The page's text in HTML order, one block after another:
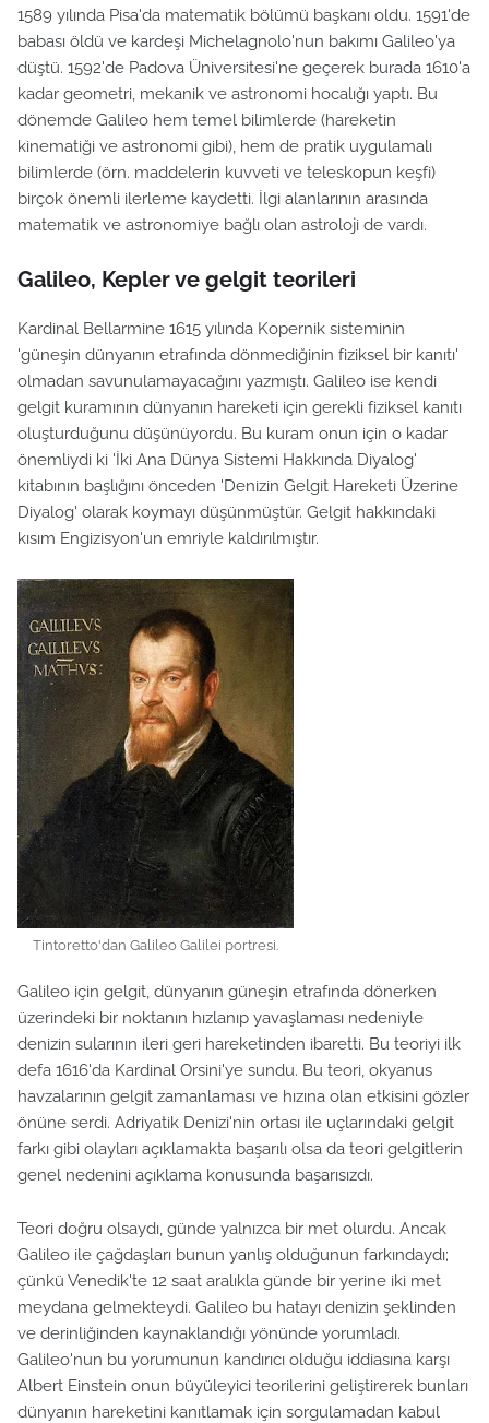
1589 yılında Pisa'da matematik bölümü başkanı oldu. 1591'de
babası öldü ve kardeşi Michelagnolo'nun bakımı Galileo'ya
düştü. 1592'de Padova Üniversitesi'ne geçerek burada 1610'a
kadar geometri, mekanik ve astronomi hocalığı yaptı. Bu
dönemde Galileo hem temel bilimlerde (hareketin
kinematiği ve astronomi gibi), hem de pratik uygulamalı
bilimlerde (örn. maddelerin kuvveti ve teleskopun keşfi)
birçok önemli ilerleme kaydetti. İlgi alanlarının arasında
matematik ve astronomiye bağlı olan astroloji de vardı.
Galileo, Kepler ve gelgit teorileri
Kardinal Bellarmine 1615 yılında Kopernik sisteminin
'güneşin dünyanın etrafında dönmediğinin fiziksel bir kanıtı'
olmadan savunulamayacağını yazmıştı. Galileo ise kendi
gelgit kuramının dünyanın hareketi için gerekli fiziksel kanıtı
oluşturduğunu düşünüyordu. Bu kuram onun için o kadar
önemliydi ki 'İki Ana Dünya Sistemi Hakkında Diyalog'
kitabının başlığını önceden 'Denizin Gelgit Hareketi Üzerine
Diyalog' olarak koymayı düşünmüştür. Gelgit hakkındaki
kısım Engizisyon'un emriyle kaldırılmıştır.
Tintoretto'dan Galileo Galilei portresi.
Galileo için gelgit, dünyanın güneşin etrafında dönerken
üzerindeki bir noktanın hızlanıp yavaşlaması nedeniyle
denizin sularının ileri geri hareketinden ibaretti. Bu teoriyi ilk
defa 1616'da Kardinal Orsini'ye sundu. Bu teori, okyanus
havzalarının gelgit zamanlaması ve hızına olan etkisini gözler
önüne serdi. Adriyatik Denizi'nin ortası ile uçlarındaki gelgit
farkı gibi olayları açıklamakta başarılı olsa da teori gelgitlerin
genel nedenini açıklama konusunda başarısızdı.
Teori doğru olsaydı, günde yalnızca bir met olurdu. Ancak
Galileo ile çağdaşları bunun yanlış olduğunun farkındaydı;
çünkü Venedik'te 12 saat aralıkla günde bir yerine iki met
meydana gelmekteydi. Galileo bu hatayı denizin şeklinden
ve derinliğinden kaynaklandığı yönünde yorumladı.
Galileo'nun bu yorumunun kandırıcı olduğu iddiasına karşı
Albert Einstein onun büyüleyici teorilerini geliştirerek bunları
dünyanın hareketini kanıtlamak için sorgulamadan kabul